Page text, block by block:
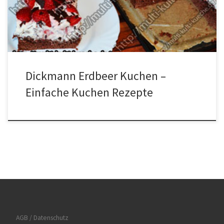
Zubereitung für Dickmann Erdbeer Kuchen Die Erdbeeren vierteln,
mit 2 EL Puderzucker vermischen und […]
Dickmann Erdbeer Kuchen –
Einfache Kuchen Rezepte
AGB / Datenschutz